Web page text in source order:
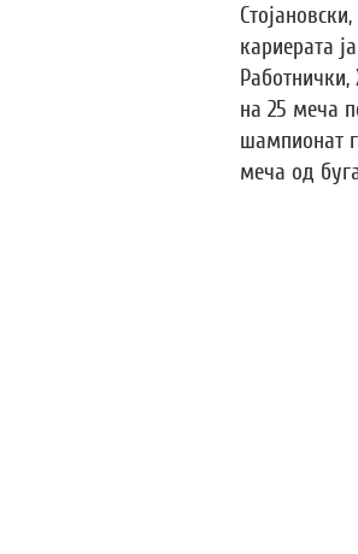
кариерата
на 25 меча
шампионат
меча од